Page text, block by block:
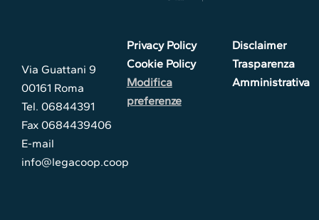
Via Guattani 9
00161 Roma
Tel. 06844391
Fax 0684439406
E-mail
info@legacoop.coop
Privacy Policy
Cookie Policy
Modifica
preferenze
Disclaimer
Trasparenza
Amministrativa